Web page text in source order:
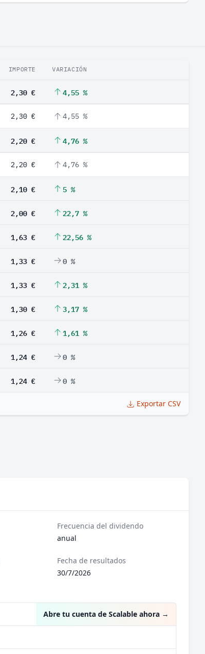
IMPORTE VARIACIÓN
2,30 € 4,55 %
2,30 € 4,55 %
2,20 € 4,76 %
2,20 € 4,76 %
2,10 € 5 %
2,00 € 22,7 %
1,63 € 22,56 %
1,33 € 0 %
1,33 € 2,31 %
1,30 € 3,17 %
1,26 € 1,61 %
1,24 € 0 %
1,24 € 0 %
Exportar CSV
Frecuencia del dividendo
anual
Fecha de resultados
30/7/2026
Abre tu cuenta de Scalable ahora →